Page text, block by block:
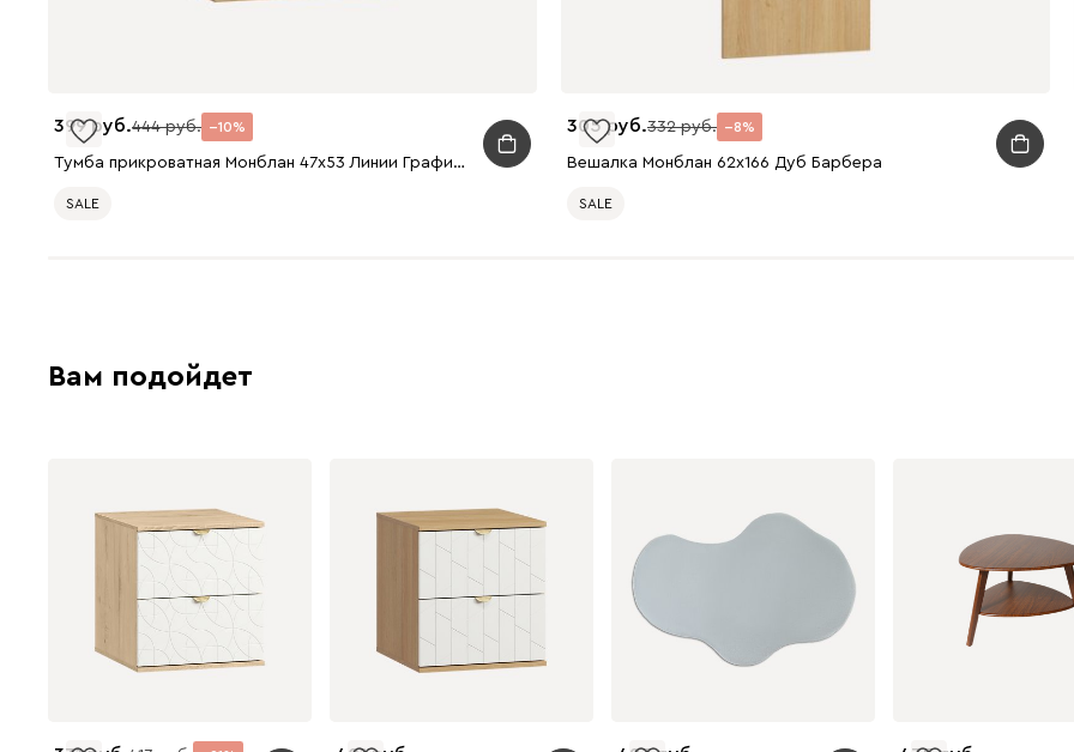
399 444 10
Тумба прикроватная Монблан 47x53 Линии Графитовый
SALE
305 332 8
Вешалка Монблан 62x166 Дуб Барбера
SALE
Вам подойдет